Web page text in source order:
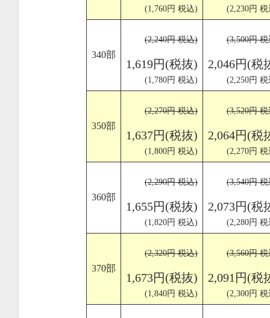
(1,760円 税込) (2,230円
340部
(2,240円 税込)
1,619円(税抜)
(1,780円 税込)
(3,500円
2,046円(税
(2,250円
350部
(2,270円 税込)
1,637円(税抜)
(1,800円 税込)
(3,520円
2,064円(税
(2,270円
360部
(2,290円 税込)
1,655円(税抜)
(1,820円 税込)
(3,540円
2,073円(税
(2,280円
370部
(2,320円 税込)
1,673円(税抜)
(1,840円 税込)
(3,560円
2,091円(税
(2,300円